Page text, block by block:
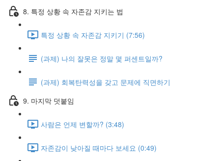
8. 특정 상황 속 자존감 지키는 법
특정 상황 속 자존감 지키기 (7:56)
(과제) 나의 잘못은 정말 몇 퍼센트일까?
(과제) 회복탄력성을 갖고 문제에 직면하기
9. 마지막 덧붙임
사람은 언제 변할까? (3:48)
자존감이 낮아질 때마다 보세요 (0:49)